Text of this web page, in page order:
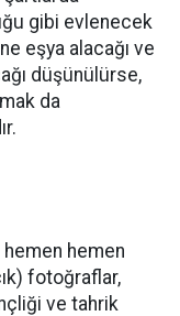
gibi evlenecek
eşya alacağı ve
düşünülürse,
da
hemen
fotoğraflar,
ve tahrik